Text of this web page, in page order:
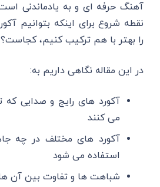
آهنگ حرفه ‌ای و به یادماندنی
نقطه شروع برای اینکه بتوانیم
را بهتر با هم ترکیب کنیم، کجاست؟
در این مقاله نگاهی داریم به:
آکورد های رایج و صدایی که
می ‌کنند
آکورد های مختلف در چه
استفاده می ‌شود
شباهت ها و تفاوت بین آن